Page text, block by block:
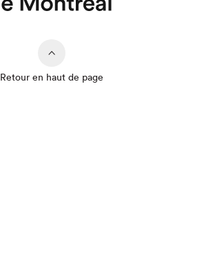
Que cherchez-vous?
Retour en haut de page